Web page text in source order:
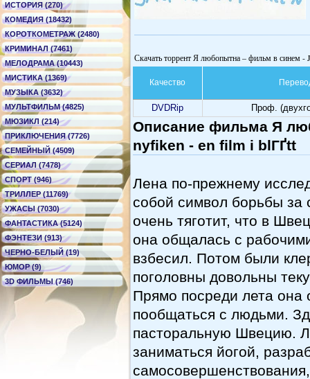
ИСТОРИЯ (270)
КОМЕДИЯ (18432)
КОРОТКОМЕТРАЖ (2480)
КРИМИНАЛ (7461)
МЕЛОДРАМА (10443)
МИСТИКА (1369)
МУЗЫКА (3632)
МУЛЬТФИЛЬМ (4825)
МЮЗИКЛ (214)
ПРИКЛЮЧЕНИЯ (7726)
СЕМЕЙНЫЙ (4509)
СЕРИАЛ (7478)
СПОРТ (946)
ТРИЛЛЕР (11769)
УЖАСЫ (7030)
ФАНТАСТИКА (5124)
ФЭНТЕЗИ (913)
ЧЕРНО-БЕЛЫЙ (19)
ЮМОР (9)
3D ФИЛЬМЫ (746)
Скачать торрент Я любопытна – фильм в синем
Качество
DVDRip Проф.
Описание фильма Я
nyfiken - en film i blГҐtt
Лена по-прежнему
собой символ борьбы за
очень тяготит, что в
она общалась с
взбесил. Потом были
поголовны довольны
Прямо посреди лета она
пообщаться с людьми.
пасторальную Швецию.
заниматься йогой,